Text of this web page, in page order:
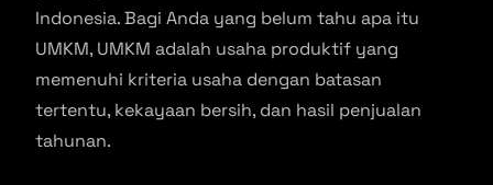
Indonesia. Bagi Anda yang belum tahu apa itu
UMKM, UMKM adalah usaha produktif yang
memenuhi kriteria usaha dengan batasan
tertentu, kekayaan bersih, dan hasil penjualan
tahunan.